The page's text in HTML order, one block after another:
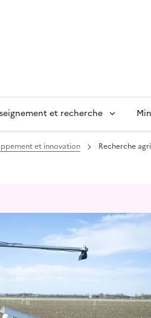
et recherche
et innovation
Recherche